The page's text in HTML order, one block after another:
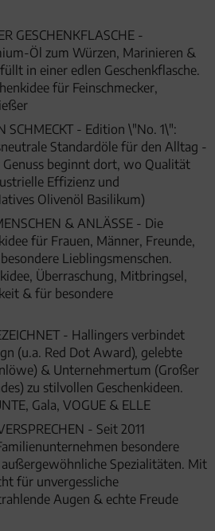
GESCHENKFLASCHE -
Öl zum Würzen, Marinieren &
in einer edlen Geschenkflasche.
für Feinschmecker,
SCHMECKT - Edition \"No. 1\":
Standardöle für den Alltag -
beginnt dort, wo Qualität
Effizienz und
Olivenöl Basilikum)
& ANLÄSSE - Die
für Frauen, Männer, Freunde,
Lieblingsmenschen.
Überraschung, Mitbringsel,
& für besondere
- Hallingers verbindet
(u.a. Red Dot Award), gelebte
& Unternehmertum (Großer
zu stilvollen Geschenkideen.
Gala, VOGUE & ELLE
- Seit 2011
besondere
außergewöhnliche Spezialitäten. Mit
für unvergessliche
Augen & echte Freude